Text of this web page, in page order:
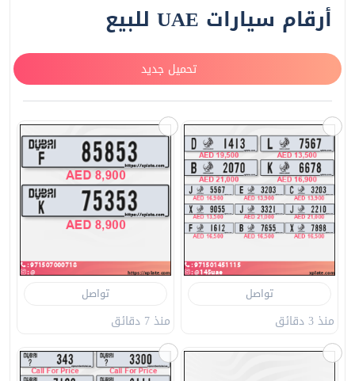
أرقام سيارات UAE للبيع
تحميل جديد
تواصل
منذ 3 دقائق
تواصل
منذ 7 دقائق